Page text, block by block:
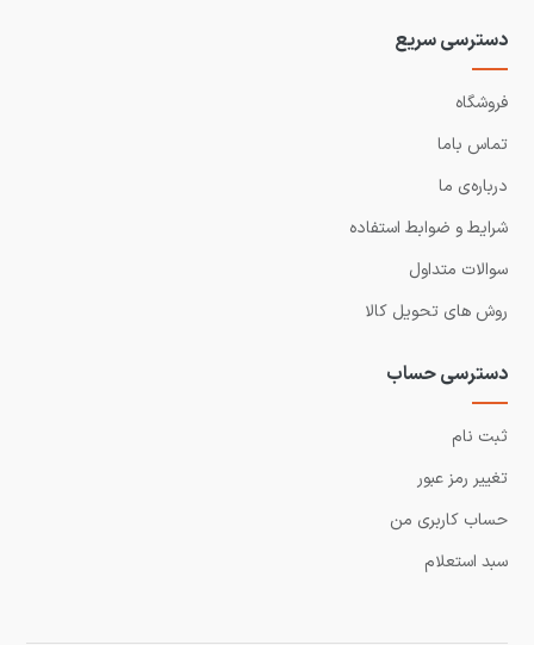
دسترسی سریع
فروشگاه
تماس باما
درباره‌ی ما
شرایط و ضوابط استفاده
سوالات متداول
روش های تحویل کالا
دسترسی حساب
ثبت نام
تغییر رمز عبور
حساب کاربری من
سبد استعلام